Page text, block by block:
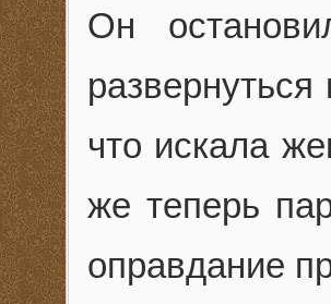
Он
что искала
же теперь
оправдание